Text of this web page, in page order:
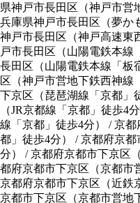
県神戸市長田区（神戸市営
兵庫県神戸市長田区（夢か
神戸市長田区（神戸高速東
戸市長田区（山陽電鉄本線
長田区（山陽電鉄本線「板
区（神戸市営地下鉄西神線
下京区（琵琶湖線「京都」
（JR京都線「京都」徒歩4分
線「京都」徒歩4分）
/京都
都」徒歩4分）
/京都府京都
分）
/京都府京都市下京区
都府京都市下京区（京都市
京都府京都市下京区（近鉄
京都市下京区（京都市営地